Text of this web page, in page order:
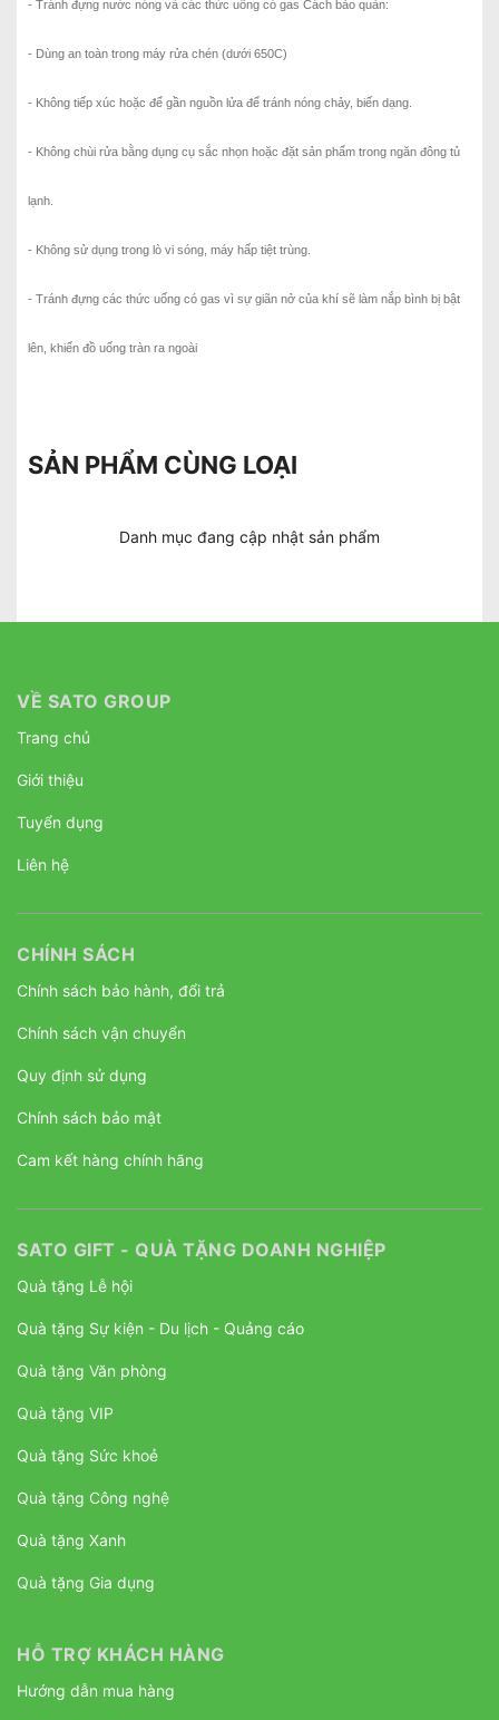
- Tránh đựng nước nóng và các thức uống có gas Cách bảo quản:
- Dùng an toàn trong máy rửa chén (dưới 650C)
- Không tiếp xúc hoặc để gần nguồn lửa để tránh nóng chảy, biến dạng.
- Không chùi rửa bằng dụng cụ sắc nhọn hoặc đặt sản phẩm trong ngăn đông tủ
lạnh.
- Không sử dụng trong lò vi sóng, máy hấp tiệt trùng.
- Tránh đựng các thức uống có gas vì sự giãn nở của khí sẽ làm nắp bình bị bật
lên, khiến đồ uống tràn ra ngoài
SẢN PHẨM CÙNG LOẠI
Danh mục đang cập nhật sản phẩm
VỀ SATO GROUP
Trang chủ
Giới thiệu
Tuyển dụng
Liên hệ
CHÍNH SÁCH
Chính sách bảo hành, đổi trả
Chính sách vận chuyển
Quy định sử dụng
Chính sách bảo mật
Cam kết hàng chính hãng
SATO GIFT - QUÀ TẶNG DOANH NGHIỆP
Quà tặng Lễ hội
Quà tặng Sự kiện - Du lịch - Quảng cáo
Quà tặng Văn phòng
Quà tặng VIP
Quà tặng Sức khoẻ
Quà tặng Công nghệ
Quà tặng Xanh
Quà tặng Gia dụng
HỖ TRỢ KHÁCH HÀNG
Hướng dẫn mua hàng